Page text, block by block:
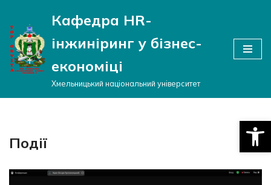
Перейти
до
вмісту
Кафедра HR-
інжиніринг у бізнес-
економіці
Хмельницький національний університет
Події